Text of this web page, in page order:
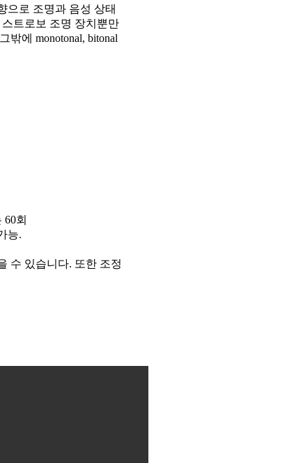
으로 조명과 음성 상태
트로보 조명 장치뿐만
밖에 monotonal, bitonal
회
능.
수 있습니다. 또한 조정